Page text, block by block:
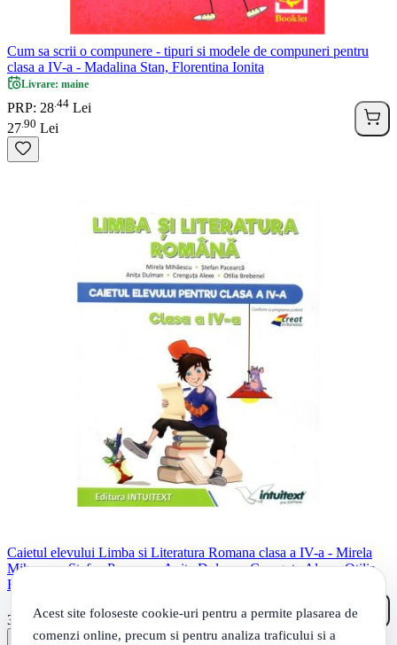
Acest site foloseste cookie-uri pentru a permite plasarea de
comenzi online, precum si pentru analiza traficului si a
Cum sa scrii o compunere - tipuri si modele de compuneri pentru
clasa a IV-a - Madalina Stan, Florentina Ionita
Livrare: maine
PRP: 28 44 Lei
27 90 Lei
Caietul elevului Limba si Literatura Romana clasa a IV-a - Mirela
Mihaescu, Stefan Pacearca, Anita Dulman, Crenguta Alexe, Otilia
Brebenel
35 99Lei